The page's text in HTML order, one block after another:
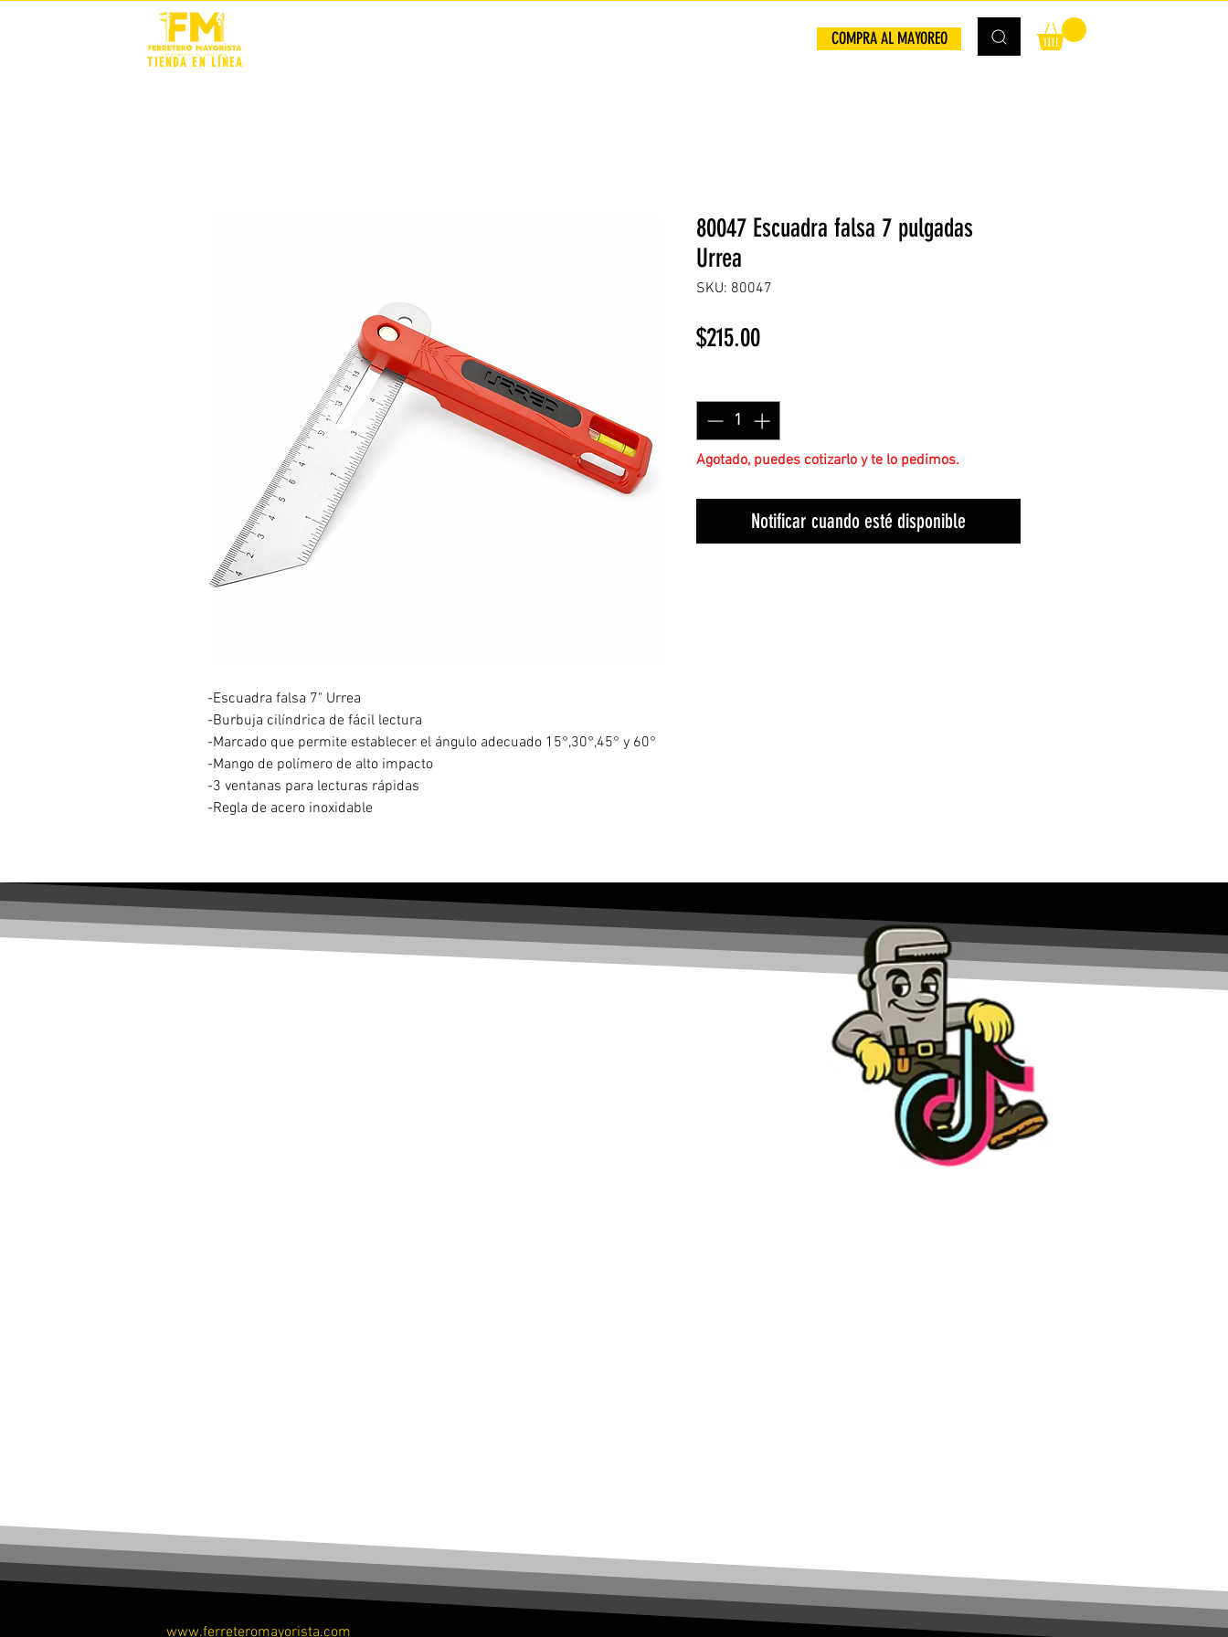
TIENDA EN LÍNEA
COMPRA AL MAYOREO
-Escuadra falsa 7" Urrea
-Burbuja cilíndrica de fácil lectura
-Marcado que permite establecer el ángulo adecuado 15°,30°,45° y 60°
-Mango de polímero de alto impacto
-3 ventanas para lecturas rápidas
-Regla de acero inoxidable
80047 Escuadra falsa 7 pulgadas
Urrea
SKU: 80047
$215.00Precio
Agotado, puedes cotizarlo y te lo pedimos.
Notificar cuando esté disponible
www.ferreteromayorista.com